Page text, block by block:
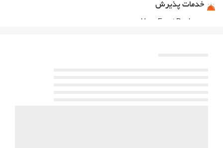
خدمات پذیرش